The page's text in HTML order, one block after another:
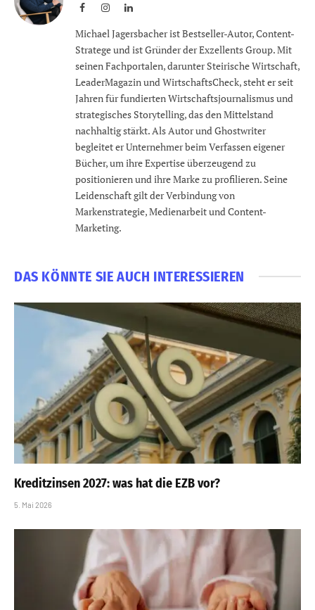
FacebookInstagramLinkedIn
Michael Jagersbacher ist Bestseller-Autor, Content-
Stratege und ist Gründer der Exzellents Group. Mit
seinen Fachportalen, darunter Steirische Wirtschaft,
LeaderMagazin und WirtschaftsCheck, steht er seit
Jahren für fundierten Wirtschaftsjournalismus und
strategisches Storytelling, das den Mittelstand
nachhaltig stärkt. Als Autor und Ghostwriter
begleitet er Unternehmer beim Verfassen eigener
Bücher, um ihre Expertise überzeugend zu
positionieren und ihre Marke zu profilieren. Seine
Leidenschaft gilt der Verbindung von
Markenstrategie, Medienarbeit und Content-
Marketing.
DAS KÖNNTE SIE AUCH INTERESSIEREN
Kreditzinsen 2027: was hat die EZB vor?
5. Mai 2026